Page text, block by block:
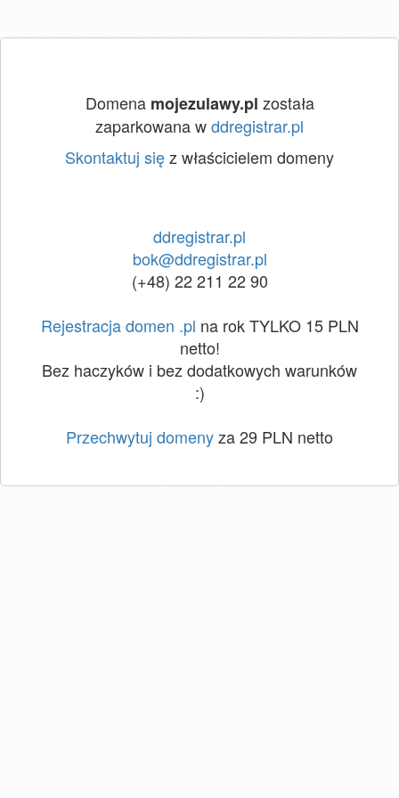
Domena mojezulawy.pl została
zaparkowana wddregistrar.pl
Skontaktuj sięz właścicielem domeny
ddregistrar.pl
bok@ddregistrar.pl
(+48) 22 211 22 90
Rejestracja domen .pl na rok TYLKO 15 PLN
netto!
Bez haczyków i bez dodatkowych warunków
:)
Przechwytuj domenyza 29 PLN netto